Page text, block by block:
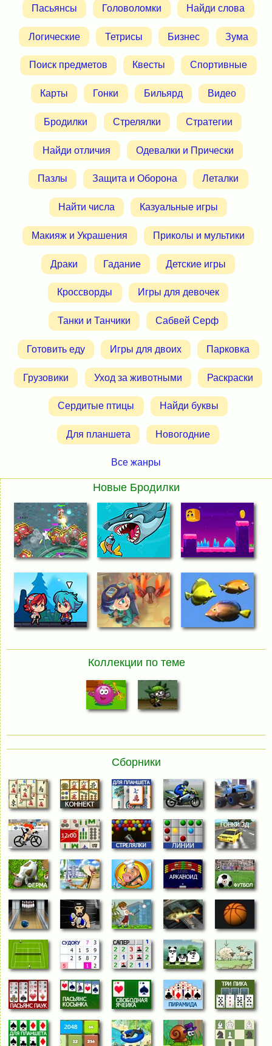
Пасьянсы Головоломки Найди слова
Логические Тетрисы Бизнес Зума
Поиск предметов Квесты Спортивные
Карты Гонки Бильярд Видео
Бродилки Стрелялки Стратегии
Найди отличия Одевалки и Прически
Пазлы Защита и Оборона Леталки
Найти числа Казуальные игры
Макияж и Украшения Приколы и мультики
Драки Гадание Детские игры
Кроссворды Игры для девочек
Танки и Танчики Сабвей Серф
Готовить еду Игры для двоих Парковка
Грузовики Уход за животными Раскраски
Сердитые птицы Найди буквы
Для планшета Новогодние
Все жанры
Новые Бродилки
Коллекции по теме
Сборники